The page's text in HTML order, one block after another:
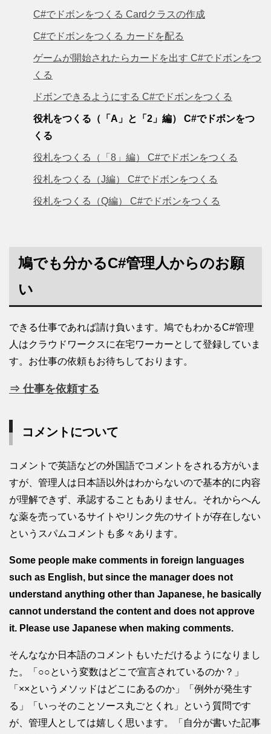
C#でドボンをつくる Cardクラスの作成
C#でドボンをつくる カードを配る
ゲームが開始されたらカードを出す C#でドボンをつ
くる
ドボンできるようにする C#でドボンをつくる
役札をつくる（「A」と「2」編） C#でドボンをつ
くる
役札をつくる（「8」編） C#でドボンをつくる
役札をつくる（J編） C#でドボンをつくる
役札をつくる（Q編） C#でドボンをつくる
鳩でも分かるC#管理人からのお願
い
できる仕事であれば請け負います。鳩でもわかるC#管理
人はクラウドワークスに在宅ワーカーとして登録していま
す。お仕事の依頼もお待ちしております。
⇒ 仕事を依頼する
コメントについて
コメントで英語などの外国語でコメントをされる方がいま
すが、管理人は日本語以外はわからないので基本的に内容
が理解できず、承認することもありません。それからへん
な薬を売っているサイトやリンク先のサイトが存在しない
というスパムコメントも多々あります。
Some people make comments in foreign languages
such as English, but since the manager does not
understand anything other than Japanese, he basically
cannot understand the content and does not approve
it. Please use Japanese when making comments.
そんななか日本語のコメントもいただけるようになりまし
た。「○○という変数はどこで宣言されているのか？」
「××というメソッドはどこにあるのか」「例外が発生す
る」「いっそのことソース丸ごとくれ」という質問です
が、管理人としては嬉しく思います。「自分が書いた記事